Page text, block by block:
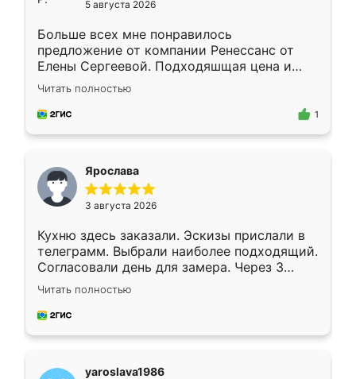
5 августа 2026
Больше всех мне понравилось
предложение от компании Ренессанс от
Елены Сергеевой. Подходяшщая цена и
короткие сроки изготовления. Приехавший
для замера сотрудник Владислав
предложил по моему эскизу самый
Читать полностью
1
Ярослава
3 августа 2026
Кухню здесь заказали. Эскизы прислали в
телеграмм. Выбрали наиболее подходящий.
Согласовали день для замера. Через 3
недели кухня была уже готова. Остались
довольны работой. Спасибо Ренессанс
мебель за качественную работу!
Читать полностью
yaroslava1986